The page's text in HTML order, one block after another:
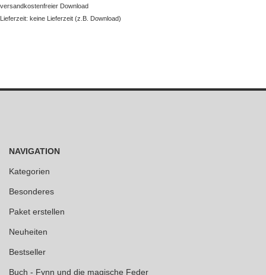
versandkostenfreier Download
Lieferzeit: keine Lieferzeit (z.B. Download)
NAVIGATION
Kategorien
Besonderes
Paket erstellen
Neuheiten
Bestseller
Buch - Fynn und die magische Feder